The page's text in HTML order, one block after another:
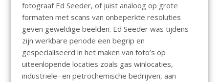
fotograaf Ed Seeder, of juist analoog op grote
formaten met scans van onbeperkte resoluties
geven geweldige beelden. Ed Seeder was tijdens
zijn werkbare periode een begrip en
gespecialiseerd in het maken van foto’s op
uiteenlopende locaties zoals gas winlocaties,
industriële- en petrochemische bedrijven, aan